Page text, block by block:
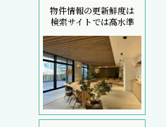
物件情報の更新鮮度は
検索サイトでは高水準